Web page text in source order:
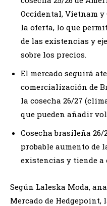
Occidental, Vietnam
la oferta, lo que
de las existencias y
sobre los precios.
El mercado seguirá
comercialización de
la cosecha 26/27
que pueden añadir
Cosecha brasileña 26/
probable aumento de
existencias y tiende a
Según Laleska Moda,
Mercado de Hedgepoint,